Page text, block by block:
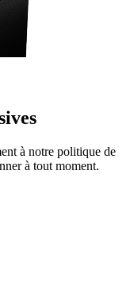
à notre politique de
à tout moment.